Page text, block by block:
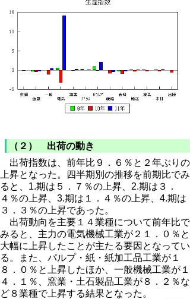
（２） 出荷の動き
出荷指数は、前年比９．６％と２年ぶりの
上昇となった。四半期別の推移を前期比でみ
ると、1.期は５．７％の上昇、2.期は３．
４％の上昇、3.期は１．４％の上昇、4.期は
３．３％の上昇であった。
出荷動向を主要１４業種について前年比で
みると、主力の電気機械工業が２１．０％と
大幅に上昇したことが主たる要因となってい
る。また、パルプ・紙・紙加工品工業が１
８．０％と上昇したほか、一般機械工業が１
４．１％、窯業・土石製品工業が８．２％な
ど８業種で上昇する結果となった。